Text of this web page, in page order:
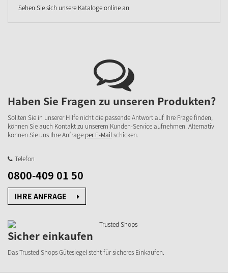
Sehen Sie sich unsere Kataloge online an
Haben Sie Fragen zu unseren Produkten?
Sollten Sie in unserer Hilfe nicht die passende Antwort auf Ihre Frage finden,
können Sie auch Kontakt zu unserem Kunden-Service aufnehmen. Alternativ
können Sie uns Ihre Anfrage per E-Mailschicken.
Telefon
0800-409 01 50
IHRE ANFRAGE
Sicher einkaufen
Das Trusted Shops Gütesiegel steht für sicheres Einkaufen.